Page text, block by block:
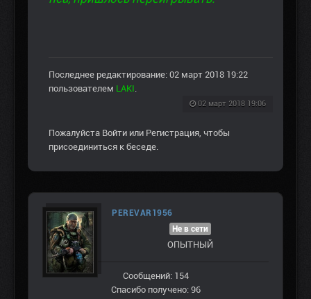
Последнее редактирование: 02 март 2018 19:22
пользователем LAKI
02 март 2018 19:06
Пожалуйста Войти или Регистрация , чтобы
присоединиться к беседе.
PEREVAR1956
Не в сети
ОПЫТНЫЙ
Сообщений: 154
Спасибо получено: 96